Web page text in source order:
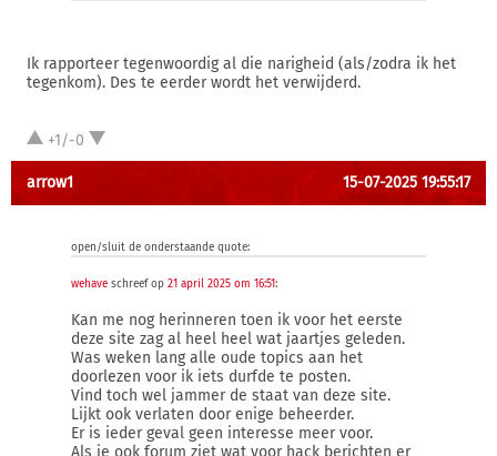
Ik rapporteer tegenwoordig al die narigheid (als/zodra ik het
tegenkom). Des te eerder wordt het verwijderd.
+1/-0
arrow1 15-07-2025 19:55:17
open/sluit de onderstaande quote:
wehave schreef op 21 april 2025 om 16:51:
Kan me nog herinneren toen ik voor het eerste
deze site zag al heel heel wat jaartjes geleden.
Was weken lang alle oude topics aan het
doorlezen voor ik iets durfde te posten.
Vind toch wel jammer de staat van deze site.
Lijkt ook verlaten door enige beheerder.
Er is ieder geval geen interesse meer voor.
Als je ook forum ziet wat voor hack berichten er